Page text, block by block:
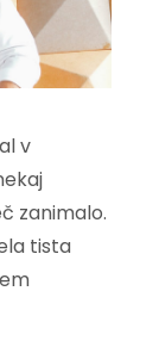
v
zanimalo.
tista